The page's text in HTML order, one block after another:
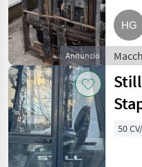
Annuncio
per
50